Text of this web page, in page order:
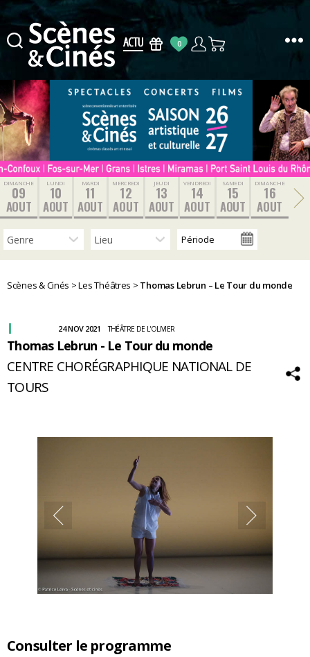
&
Cinés
0
DIMANCHE
09
AOUT
LUNDI
10
AOUT
MARDI
11
AOUT
MERCREDI
12
AOUT
JEUDI
13
AOUT
VENDREDI
14
AOUT
SAMEDI
15
AOUT
DIMANCHE
16
AOUT
Scènes & Cinés >Les Théâtres > Thomas Lebrun – Le Tour du monde
Consulter le programme
Thomas Lebrun - Le Tour du monde
24 NOV 2021 THÉÂTRE DE L'OLIVIER
CENTRE CHORÉGRAPHIQUE NATIONAL DE
TOURS